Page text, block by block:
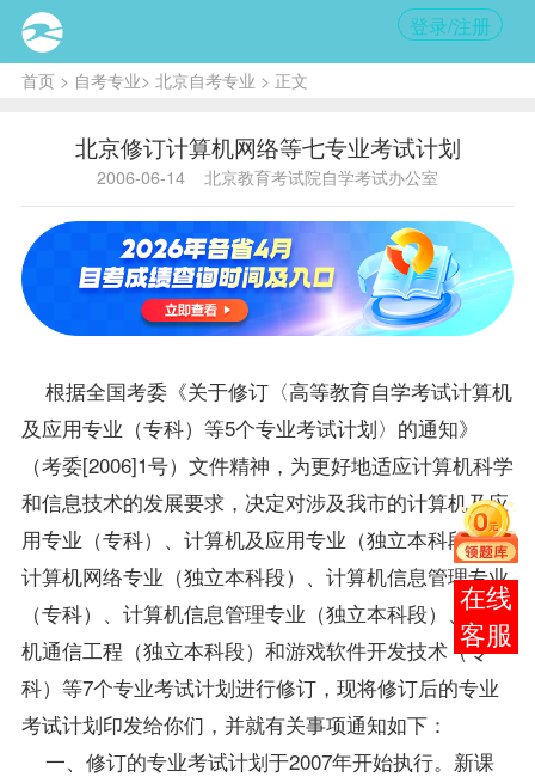
登录/注册
首页> 自考专业> 北京自考专业 > 正文
北京修订计算机网络等七专业考试计划
2006-06-14 北京教育考试院自学考试办公室
根据全国考委《关于修订〈高等教育自学考试计算机
及应用专业（专科） 等5个专业考试计划〉的通知》
（考委[2006]1号）文件精神，为更好地适应计算机科学
和信息技术的发展要求，决定对涉及我市的计算机及应
用专业 （专科）、计算机及应用专业（独立本科段）、
计算机网络专业（独立本科段）、 计算机信息管理专业
（专科） 、 计算机信息管理专业 （独立本科段）、计算
机通信工程（独立本科段） 和游戏软件开发技术（专
科）等7个专业考试计划进行修订，现将修订后的专业
考试计划印发给你们，并就有关事项通知如下：
一、修订的专业考试计划于2007年开始执行。新课
报考
咨询